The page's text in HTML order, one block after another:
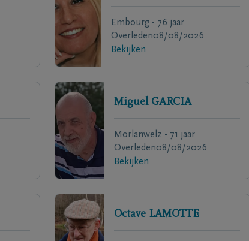
Embourg - 76 jaar
Overleden08/08/2026
Bekijken
Miguel GARCIA
Morlanwelz - 71 jaar
Overleden08/08/2026
Bekijken
Octave LAMOTTE